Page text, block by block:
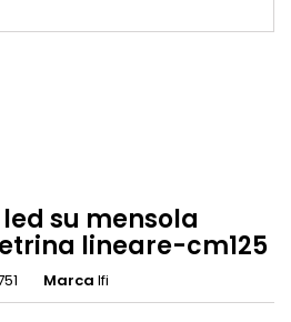
su mensola
lineare-cm125
Marca Ifi